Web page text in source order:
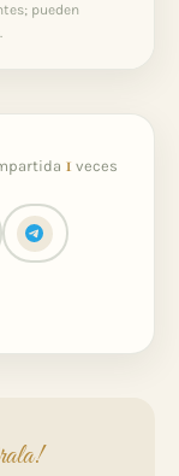
pueden
1 veces